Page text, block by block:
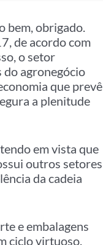
bem, obrigado.
de acordo com
o setor
do agronegócio
que prevê
a plenitude
em vista que
outros setores
da cadeia
e embalagens
ciclo virtuoso.